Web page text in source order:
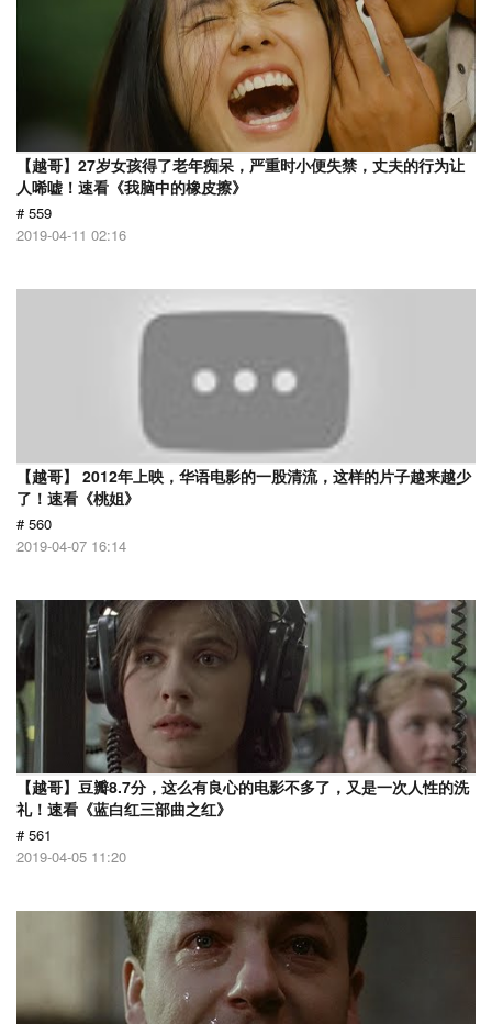
【越哥】27岁女孩得了老年痴呆，严重时小便失禁，丈夫的行为让
人唏嘘！速看《我脑中的橡皮擦》
# 559
2019-04-11 02:16
【越哥】 2012年上映，华语电影的一股清流，这样的片子越来越少
了！速看《桃姐》
# 560
2019-04-07 16:14
【越哥】豆瓣8.7分，这么有良心的电影不多了，又是一次人性的洗
礼！速看《蓝白红三部曲之红》
# 561
2019-04-05 11:20